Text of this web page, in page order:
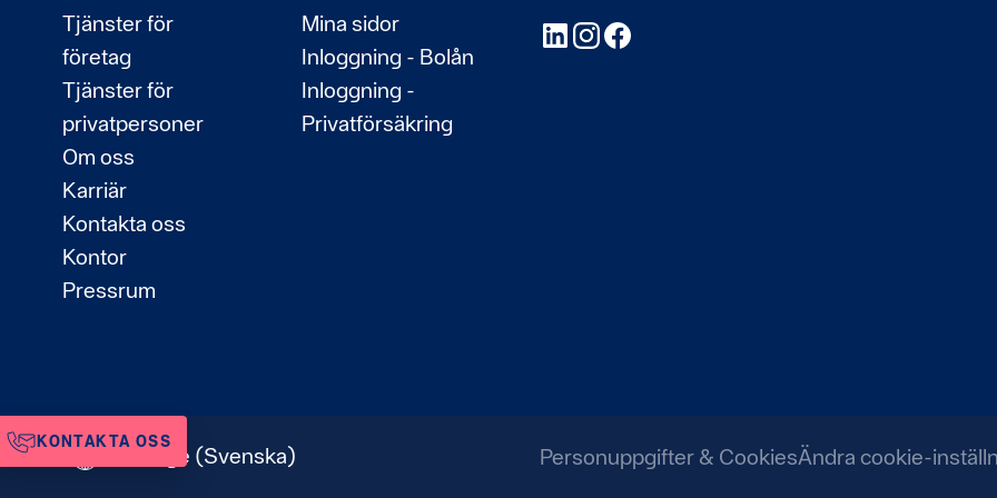
KONTAKTA OSS
Tjänster för
företag
Tjänster för
privatpersoner
Om oss
Karriär
Kontakta oss
Kontor
Pressrum
Mina sidor
Inloggning - Bolån
Inloggning -
Privatförsäkring
LinkedInInstagram
Sverige (Svenska) Personuppgifter & CookiesÄndra cookie-